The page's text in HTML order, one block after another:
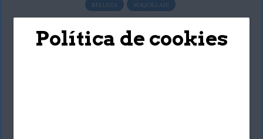
BELLEZA MAQUILLAJE
7 consejos para lucir ojos
más grandes
Política de cookies